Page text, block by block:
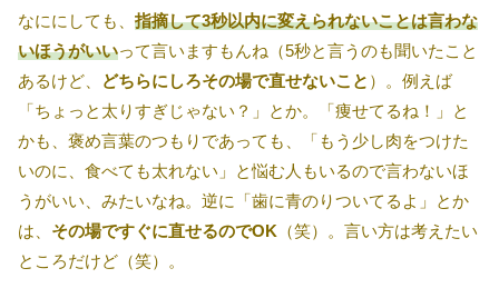
なににしても、 指摘して3秒以内に変えられないことは言わな
いほうがいいって言いますもんね（5秒と言うのも聞いたこと
あるけど、
どちらにしろその場で直せないこと ）。例えば
「ちょっと太りすぎじゃない？」とか。「痩せてるね！」と
かも、褒め言葉のつもりであっても、「もう少し肉をつけた
いのに、食べても太れない」と悩む人もいるので言わないほ
うがいい、みたいなね。逆に「歯に青のりついてるよ」とか
は、 その場ですぐに直せるのでOK （笑）。言い方は考えたい
ところだけど（笑）。